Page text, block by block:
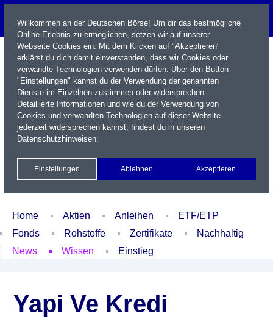
Name / WKN / ISIN / Kürzel
Xetra Realtime
Watchlist Portfolio Login
Home Aktien Anleihen
ETF/ETP
Fonds
Rohstoffe Zertifikate
Nachhaltig
News
Wissen Einstieg
Yapi Ve Kredi
Willkommen an der Deutschen Börse! Um dir das bestmögliche
Online-Erlebnis zu ermöglichen, setzen wir auf unserer
Webseite Cookies ein. Mit dem Klicken auf "Akzeptieren"
erklärst du dich damit einverstanden, dass wir Cookies oder
verwandte Technologien verwenden dürfen. Über den Button
"Einstellungen" kannst du der Verwendung der genannten
Dienste im Einzelnen zustimmen oder widersprechen.
Detaillierte Informationen und wie du der Verwendung von
Cookies und verwandten Technologien auf dieser Website
jederzeit widersprechen kannst, findest du in unseren
Datenschutzhinweisen.
Einstellungen Ablehnen Akzeptieren